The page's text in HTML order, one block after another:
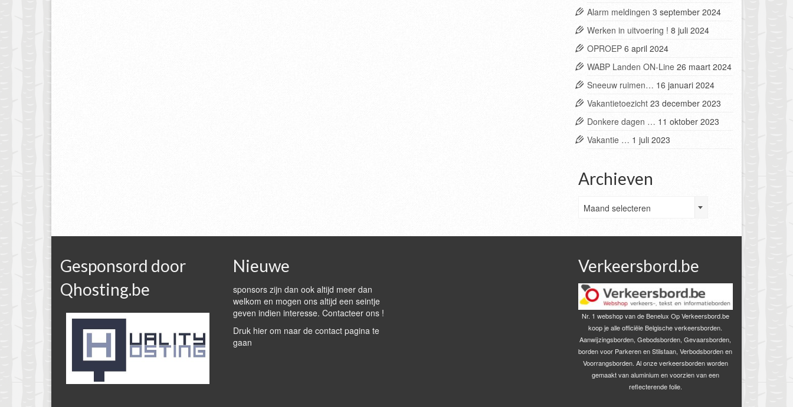
Alarm meldingen 3 september 2024
Werken in uitvoering ! 8 juli 2024
OPROEP 6 april 2024
WABP Landen ON-Line 26 maart 2024
Sneeuw ruimen… 16 januari 2024
Vakantietoezicht 23 december 2023
Donkere dagen … 11 oktober 2023
Vakantie … 1 juli 2023
Archieven
Maand selecteren
Gesponsord door
Qhosting.be
Nieuwe
sponsors zijn dan ook altijd meer dan
welkom en mogen ons altijd een seintje
geven indien interesse. Contacteer ons !
Druk hier om naar de contact pagina te
gaan
Verkeersbord.be
Nr. 1 webshop van de Benelux Op Verkeersbord.be
koop je alle officiële Belgische verkeersborden.
Aanwijzingsborden, Gebodsborden, Gevaarsborden,
borden voor Parkeren en Stilstaan, Verbodsborden en
Voorrangsborden. Al onze verkeersborden worden
gemaakt van aluminium en voorzien van een
reflecterende folie.